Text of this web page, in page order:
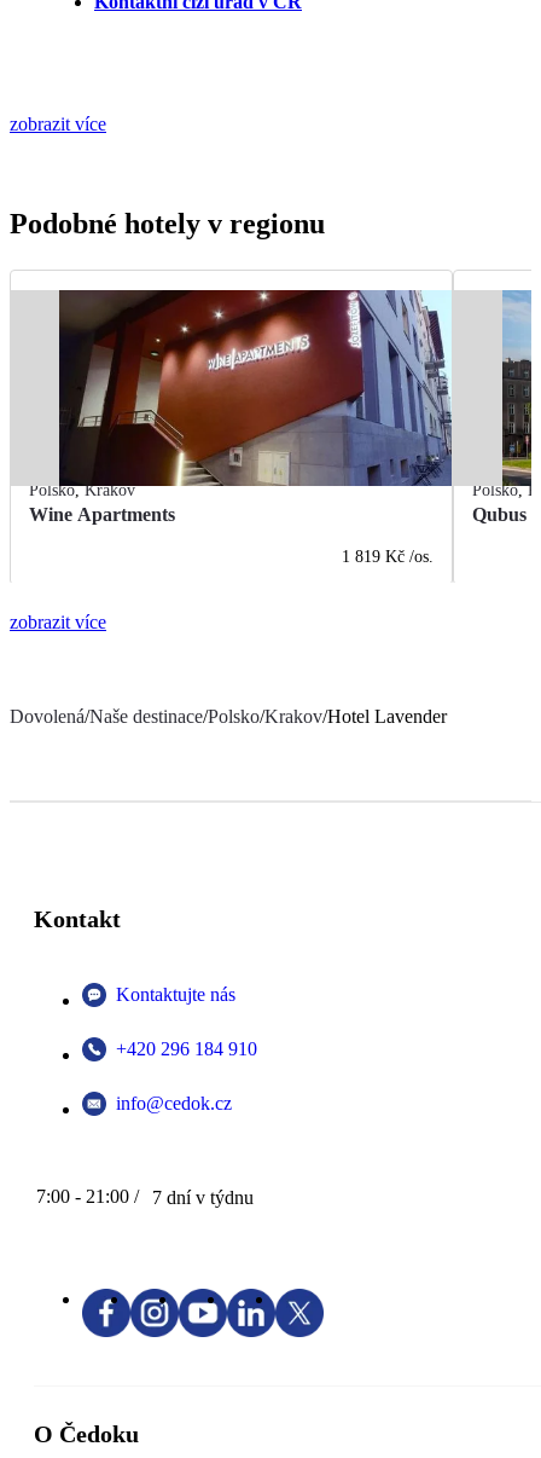
zobrazit více
Podobné hotely v regionu
Polsko,Krakov
Wine Apartments
1 819 Kč /os.
Polsko,
Qubus
zobrazit více
Dovolená/Naše destinace/Polsko/Krakov/Hotel Lavender
Kontakt
Kontaktujte nás
+420 296 184 910
info@cedok.cz
7:00 - 21:00 / 7 dní v týdnu
O Čedoku